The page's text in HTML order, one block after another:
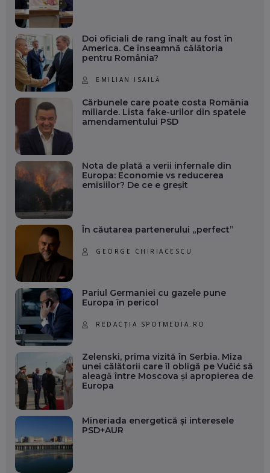
Doi oficiali de rang înalt au fost în
America. Ce înseamnă călătoria
pentru România?
EMILIAN ISAILĂ
Cărbunele care poate costa România
miliarde. Lista fake-urilor din spatele
amendamentului PSD
Nota de plată a verii infernale din
Europa: Economie vs reducerea
emisiilor? De ce e greșit
În căutarea partenerului „perfect”
GEORGE CHIRIACESCU
Pariul Germaniei cu gazele pune
Europa în pericol
REDACȚIA SPOTMEDIA.RO
Zelenski, prima vizită în Serbia. Miza
unei călătorii care îl obligă pe Vučić să
aleagă între Moscova și apropierea de
Europa
Mineriada energetică și interesele
PSD+AUR